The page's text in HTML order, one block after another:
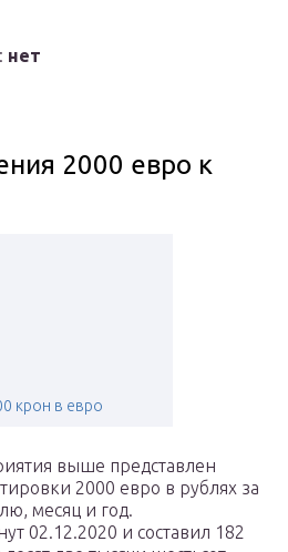
нет
2000 евро к
крон в евро
выше представлен
2000 евро в рублях за
месяц и год.
02.12.2020 и составил 182